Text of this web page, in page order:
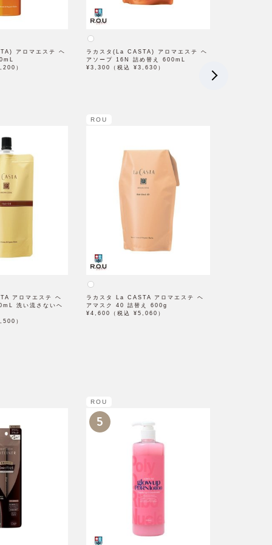
アロマエステ ヘ
）
ラカスタ(La CASTA) アロマエステ ヘ
アソープ 16N 詰め替え 600mL
¥3,300（税込 ¥3,630）
アロマエステ ヘ
洗い流さないヘ
）
ROU
ラカスタ La CASTA アロマエステ ヘ
アマスク 40 詰替え 600g
¥4,600（税込 ¥5,060）
ROU
5